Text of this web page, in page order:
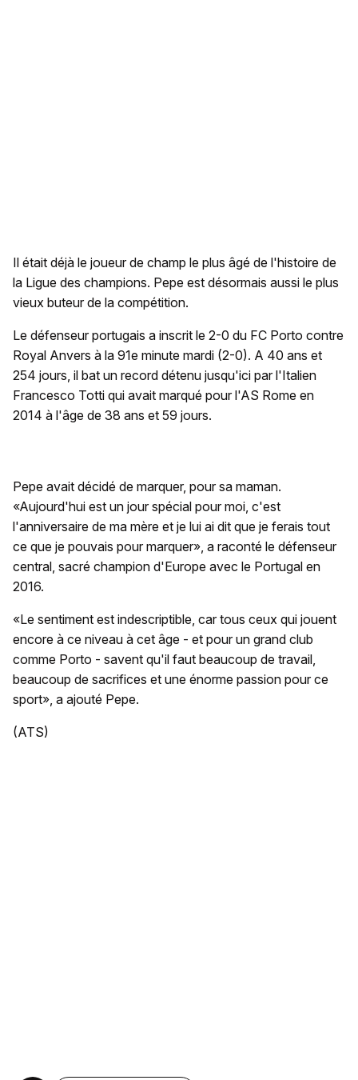
Il était déjà le joueur de champ le plus âgé de l'histoire de
la Ligue des champions. Pepe est désormais aussi le plus
vieux buteur de la compétition.
Le défenseur portugais a inscrit le 2-0 du FC Porto contre
Royal Anvers à la 91e minute mardi (2-0). A 40 ans et
254 jours, il bat un record détenu jusqu'ici par l'Italien
Francesco Totti qui avait marqué pour l'AS Rome en
2014 à l'âge de 38 ans et 59 jours.
Pepe avait décidé de marquer, pour sa maman.
«Aujourd'hui est un jour spécial pour moi, c'est
l'anniversaire de ma mère et je lui ai dit que je ferais tout
ce que je pouvais pour marquer», a raconté le défenseur
central, sacré champion d'Europe avec le Portugal en
2016.
«Le sentiment est indescriptible, car tous ceux qui jouent
encore à ce niveau à cet âge - et pour un grand club
comme Porto - savent qu'il faut beaucoup de travail,
beaucoup de sacrifices et une énorme passion pour ce
sport», a ajouté Pepe.
(ATS)